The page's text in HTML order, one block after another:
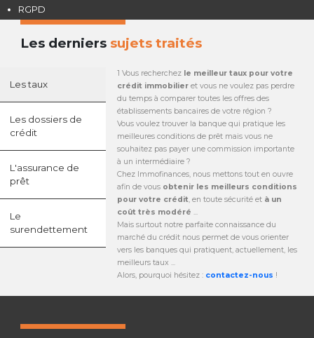
RGPD
Les derniers sujets traités
Les taux
Les dossiers de
crédit
L'assurance de
prêt
Le
surendettement
1 Vous recherchez le meilleur taux pour votre
crédit immobilieret vous ne voulez pas perdre
du temps à comparer toutes les offres des
établissements bancaires de votre région ?
Vous voulez trouver la banque qui pratique les
meilleures conditions de prêt mais vous ne
souhaitez pas payer une commission importante
à un intermédiaire ?
Chez Immofinances, nous mettons tout en ouvre
afin de vous obtenir les meilleurs conditions
pour votre crédit, en toute sécurité et à un
coût très modéré ...
Mais surtout notre parfaite connaissance du
marché du crédit nous permet de vous orienter
vers les banques qui pratiquent, actuellement, les
meilleurs taux ...
Alors, pourquoi hésitez : contactez-nous !